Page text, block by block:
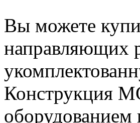
Вы можете
направляющих
Конструкция
оборудованием